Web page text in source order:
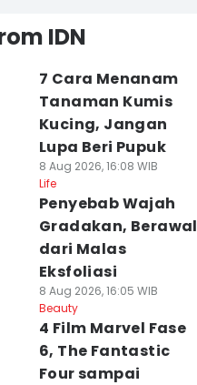
IDN
7 Cara Menanam
Tanaman Kumis
Kucing, Jangan
Lupa Beri Pupuk
8 Aug 2026, 16:08 WIB
Life
Penyebab Wajah
Gradakan, Berawal
dari Malas
Eksfoliasi
8 Aug 2026, 16:05 WIB
Beauty
4 Film Marvel Fase
6, The Fantastic
Four sampai